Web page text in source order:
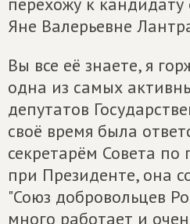
Яне Валерьевне
Вы все её знаете, я
одна из самых
депутатов
своё время была
секретарём Совета по
при Президенте, она
"Союз добровольцев
много работает и